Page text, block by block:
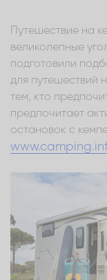
Путешествие на
великолепные
подготовили
для путешествий
тем, кто
предпочитает
остановок с